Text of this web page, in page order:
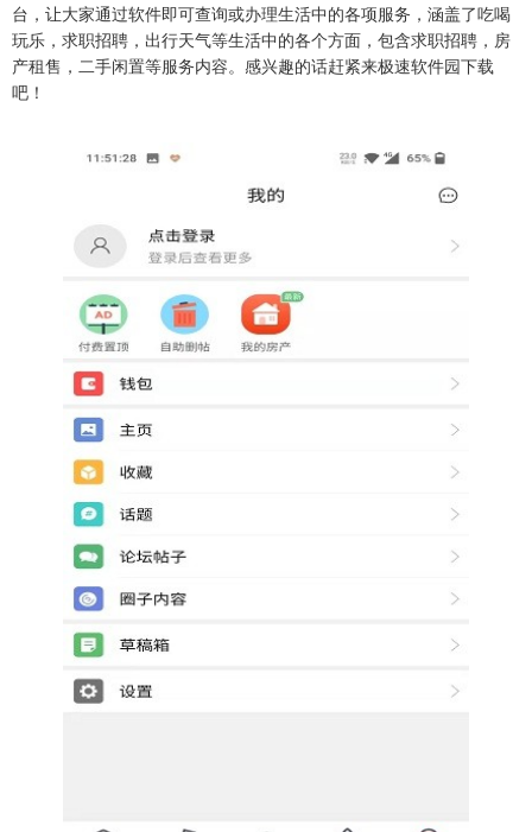
台，让大家通过软件即可查询或办理生活中的各项服务，涵盖了吃喝
玩乐，求职招聘，出行天气等生活中的各个方面，包含求职招聘，房
产租售，二手闲置等服务内容。感兴趣的话赶紧来极速软件园下载
吧！